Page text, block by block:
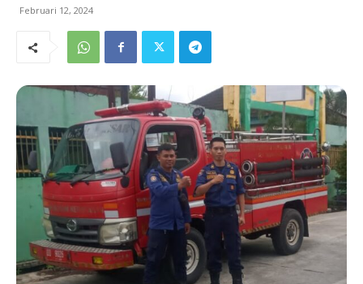
Februari 12, 2024